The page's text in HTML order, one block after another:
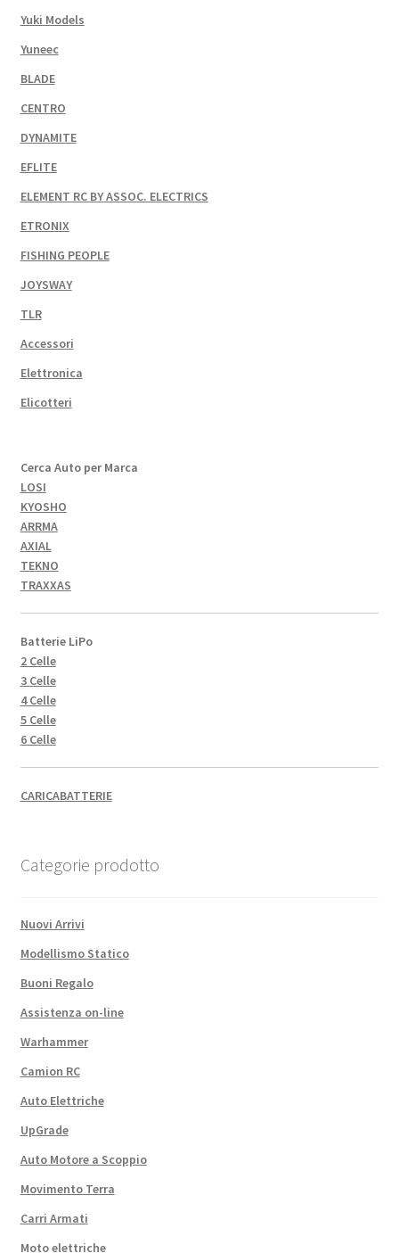
Yuki Models
Yuneec
BLADE
CENTRO
DYNAMITE
EFLITE
ELEMENT RC BY ASSOC. ELECTRICS
ETRONIX
FISHING PEOPLE
JOYSWAY
TLR
Accessori
Elettronica
Elicotteri
Cerca Auto per Marca
LOSI
KYOSHO
ARRMA
AXIAL
TEKNO
TRAXXAS
Batterie LiPo
2 Celle
3 Celle
4 Celle
5 Celle
6 Celle
CARICABATTERIE
Categorie prodotto
Nuovi Arrivi
Modellismo Statico
Buoni Regalo
Assistenza on-line
Warhammer
Camion RC
Auto Elettriche
UpGrade
Auto Motore a Scoppio
Movimento Terra
Carri Armati
Moto elettriche